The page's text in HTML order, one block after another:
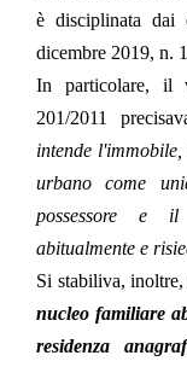
è disciplinata dai
dicembre 2019, n.
In particolare, il
201/2011
intende
urbano come
possessore e
abitualmente e
Si stabiliva,
nucleo familiare
residenza